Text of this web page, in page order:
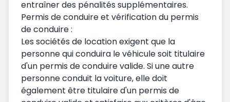
entraîner des pénalités supplémentaires.
Permis de conduire et vérification du permis
de conduire :
Les sociétés de location exigent que la
personne qui conduira le véhicule soit titulaire
d'un permis de conduire valide. Si une autre
personne conduit la voiture, elle doit
également être titulaire d'un permis de